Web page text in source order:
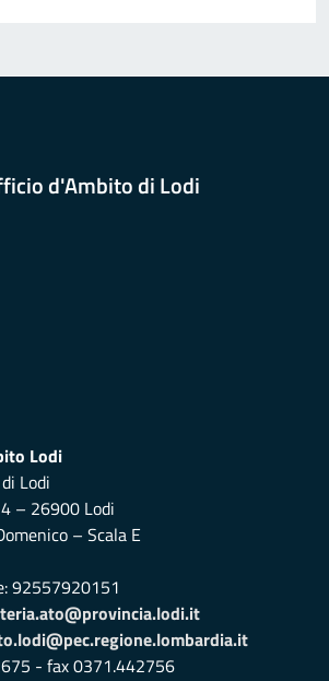
d'Ambito di Lodi
Lodi
Lodi
– 26900 Lodi
– Scala E
92557920151
- fax 0371.442756